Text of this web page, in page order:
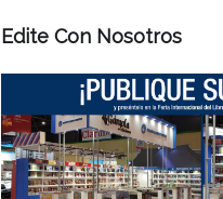
Edite Con Nosotros